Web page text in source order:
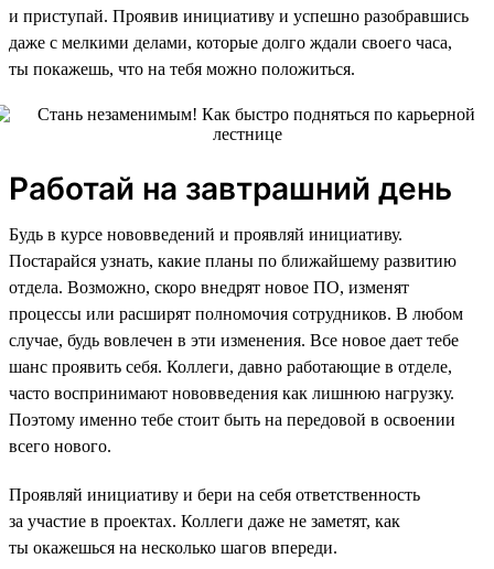
и приступай. Проявив инициативу и успешно разобравшись
даже с мелкими делами, которые долго ждали своего часа,
ты покажешь, что на тебя можно положиться.
Работай на завтрашний день
Будь в курсе нововведений и проявляй инициативу.
Постарайся узнать, какие планы по ближайшему развитию
отдела. Возможно, скоро внедрят новое ПО, изменят
процессы или расширят полномочия сотрудников. В любом
случае, будь вовлечен в эти изменения. Все новое дает тебе
шанс проявить себя. Коллеги, давно работающие в отделе,
часто воспринимают нововведения как лишнюю нагрузку.
Поэтому именно тебе стоит быть на передовой в освоении
всего нового.
Проявляй инициативу и бери на себя ответственность
за участие в проектах. Коллеги даже не заметят, как
ты окажешься на несколько шагов впереди.